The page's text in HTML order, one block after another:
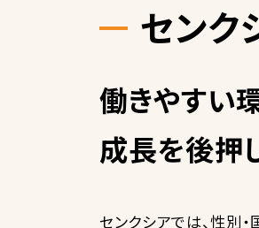
センク
働きやすい
成長を後押
センクシアでは、性別